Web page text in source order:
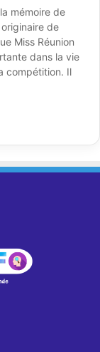
mémoire de
de
Miss Réunion
dans la vie
compétition. Il